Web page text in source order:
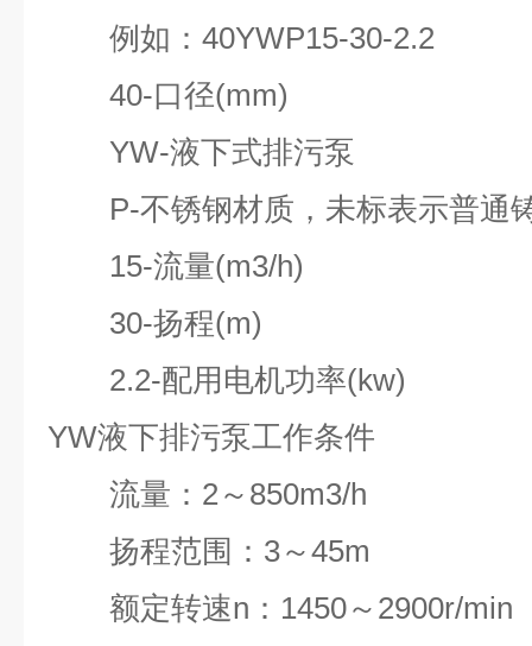
例如：40YWP15-30-2.2
40-口径(mm)
YW-液下式排污泵
P-不锈钢材质，未标表示普通
15-流量(m3/h)
30-扬程(m)
2.2-配用电机功率(kw)
YW液下排污泵工作条件
流量：2～850m3/h
扬程范围：3～45m
额定转速n：1450～2900r/min